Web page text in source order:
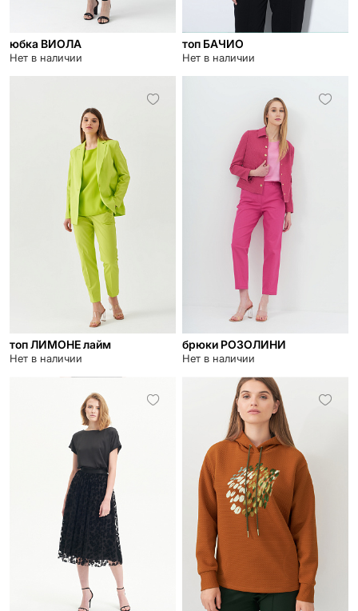
юбка ВИОЛА
Нет в наличии
топ БАЧИО
Нет в наличии
топ ЛИМОНЕ лайм
Нет в наличии
брюки РОЗОЛИНИ
Нет в наличии